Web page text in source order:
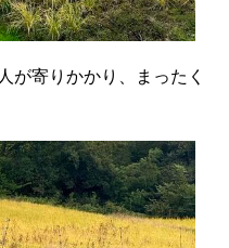
が寄りかかり、まったく